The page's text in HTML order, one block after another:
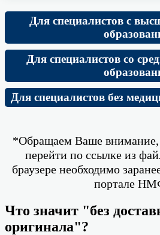
Для специалистов с
Для специалистов со
Для специалистов без
*Обращаем Ваше внимание,
перейти по ссылке из
браузере необходимо
портале
Что значит "без
оригинала"?